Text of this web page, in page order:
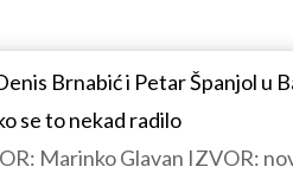
Brnabić i Petar Španjol u
se to nekad radilo
Marinko Glavan IZVOR: